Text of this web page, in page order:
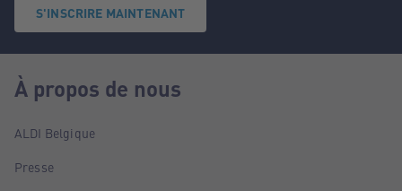
S'INSCRIRE MAINTENANT
À propos de nous
ALDI Belgique
Presse